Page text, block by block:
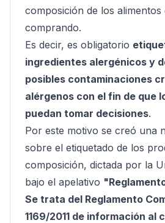
composición de los alimentos
comprando.
Es decir, es obligatorio
ingredientes alergénicos y
posibles contaminaciones
alérgenos con el fin de que
puedan tomar decisiones.
Por este motivo se creó una
sobre el etiquetado de los
composición, dictada por la
bajo el apelativo
Se trata del Reglamento
1169/2011 de información al